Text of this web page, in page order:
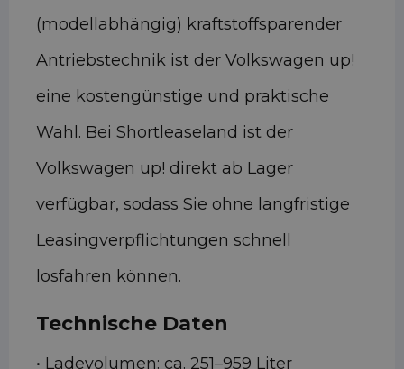
(modellabhängig) kraftstoffsparender
Antriebstechnik ist der Volkswagen up!
eine kostengünstige und praktische
Wahl. Bei Shortleaseland ist der
Volkswagen up! direkt ab Lager
verfügbar, sodass Sie ohne langfristige
Leasingverpflichtungen schnell
losfahren können.
Technische Daten
• Ladevolumen: ca. 251–959 Liter